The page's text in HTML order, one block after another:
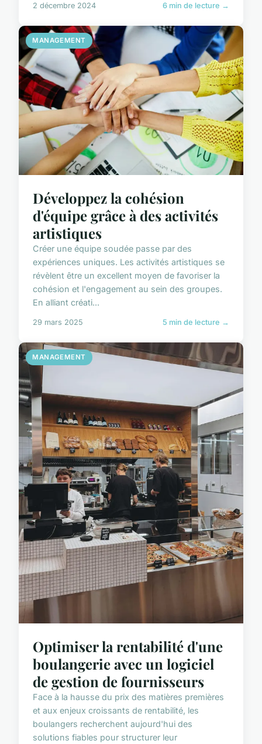
2 décembre 2024 6 min de lecture →
MANAGEMENT
Développez la cohésion
d'équipe grâce à des activités
artistiques
Créer une équipe soudée passe par des
expériences uniques. Les activités artistiques se
révèlent être un excellent moyen de favoriser la
cohésion et l'engagement au sein des groupes.
En alliant créati...
29 mars 2025 5 min de lecture →
MANAGEMENT
Optimiser la rentabilité d'une
boulangerie avec un logiciel
de gestion de fournisseurs
Face à la hausse du prix des matières premières
et aux enjeux croissants de rentabilité, les
boulangers recherchent aujourd'hui des
solutions fiables pour structurer leur